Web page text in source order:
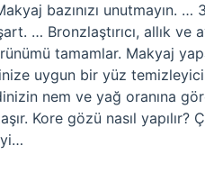
bazınızı unutmayın. …
… Bronzlaştırıcı, allık ve
tamamlar. Makyaj
uygun bir yüz
nem ve yağ oranına
Kore gözü nasıl yapılır?